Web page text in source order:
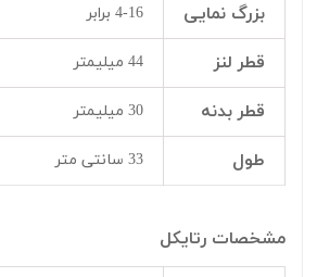
بزرگ نمایی 4-16 برابر
قطر لنز 44 میلیمتر
قطر بدنه 30 میلیمتر
طول 33 سانتی متر
مشخصات رتایکل